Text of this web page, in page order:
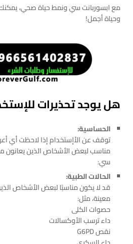
مع ابسوربانت سي ونمط حياة صحي،
وحياة أجمل!
هل يوجد تحذيرات
الحساسية:
توقف عن الأإستخدام إذا لاحظت أي
مناسب لبعض الأشخاص الذين يعانون
سي:
الحالات الطبية:
قد لا يكون مناسبًا لبعض الأشخاص
معينة، مثل:
حصوات الكلى
داء ترسب الأوكسالات
نقص G6PD